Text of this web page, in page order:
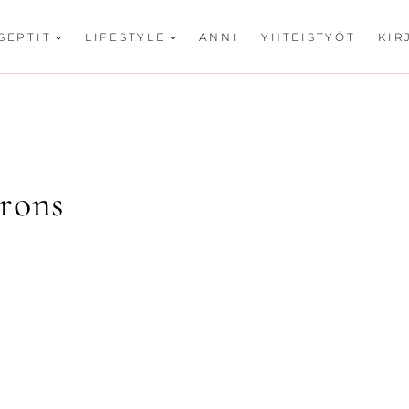
LIFESTYLE ANNI YHTEISTYÖT